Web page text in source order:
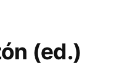
(ed.)